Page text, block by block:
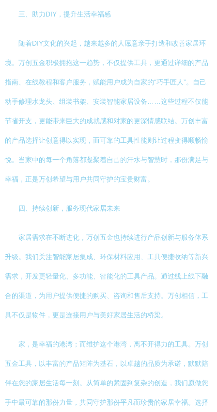
三、助力DIY，提升生活幸福感
随着DIY文化的兴起，越来越多的人愿意亲手打造和改善家居环
境。万创五金积极拥抱这一趋势，不仅提供工具，更通过详细的产品
指南、在线教程和客户服务，赋能用户成为自家的“巧手匠人”。自己
动手修理水龙头、组装书架、安装智能家居设备……这些过程不仅能
节省开支，更能带来巨大的成就感和对家的更深情感联结。万创丰富
的产品选择让创意得以实现，而可靠的工具性能则让过程变得顺畅愉
悦。当家中的每一个角落都凝聚着自己的汗水与智慧时，那份满足与
幸福，正是万创希望与用户共同守护的宝贵财富。
四、持续创新，服务现代家居未来
家居需求在不断进化，万创五金也持续进行产品创新与服务体系
升级。我们关注智能家居集成、环保材料应用、工具便捷收纳等新兴
需求，开发更轻量化、多功能、智能化的工具产品。通过线上线下融
合的渠道，为用户提供便捷的购买、咨询和售后支持。万创相信，工
具不仅是物件，更是连接用户与美好家居生活的桥梁。
家，是幸福的港湾；而维护这个港湾，离不开得力的工具。万创
五金工具，以丰富的产品矩阵为基石，以卓越的品质为承诺，默默陪
伴在您的家居生活每一刻。从简单的紧固到复杂的创造，我们愿做您
手中最可靠的那份力量，共同守护那份平凡而珍贵的家居幸福。选择